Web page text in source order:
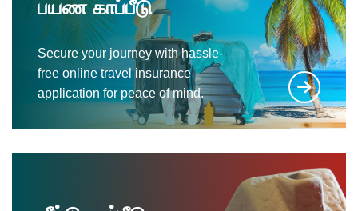
பயண காப்பீடு
Secure your journey with hassle-
free online travel insurance
application for peace of mind.